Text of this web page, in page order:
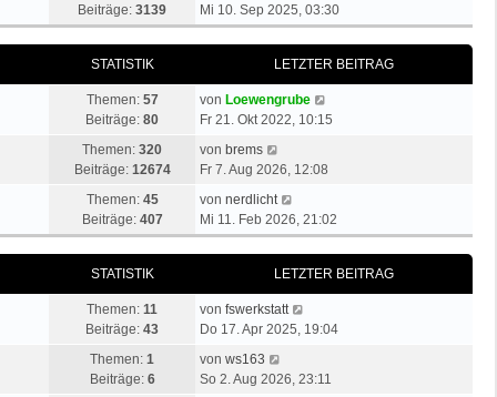
Beiträge: 3139
e
u
e
s
t
e
r
e
r
g
Mi 10. Sep 2025, 03:30
STATISTIK LETZTER BEITRAG
Themen: 57
Beiträge: 80
von Loewengrube
e
s
e
r
B
e
i
r
g
Fr 21. Okt 2022, 10:15
Themen: 320
Beiträge: 12674
von brems
e
e
s
e
B
e
t
r
Fr 7. Aug 2026, 12:08
Themen: 45
Beiträge: 407
von nerdlicht
e
u
e
s
t
e
r
e
Mi 11. Feb 2026, 21:02
STATISTIK LETZTER BEITRAG
Themen: 11
Beiträge: 43
von fswerkstatt
e
s
Do 17. Apr 2025, 19:04
Themen: 1
Beiträge: 6
von ws163
e
So 2. Aug 2026, 23:11